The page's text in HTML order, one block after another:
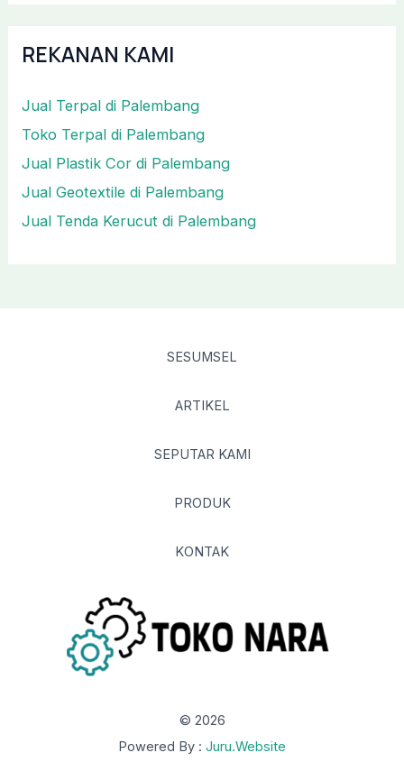
REKANAN KAMI
Jual Terpal di Palembang
Toko Terpal di Palembang
Jual Plastik Cor di Palembang
Jual Geotextile di Palembang
Jual Tenda Kerucut di Palembang
SESUMSEL
ARTIKEL
SEPUTAR KAMI
PRODUK
KONTAK
© 2026
Powered By : Juru.Website